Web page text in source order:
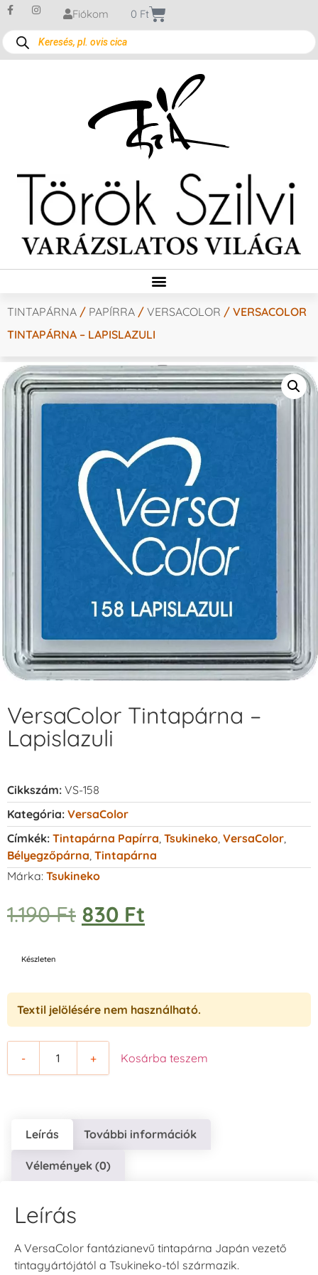
Fiókom 0 Ft
TINTAPÁRNA / PAPÍRRA / VERSACOLOR / VERSACOLOR
TINTAPÁRNA – LAPISLAZULI
VersaColor Tintapárna –
Lapislazuli
Cikkszám: VS-158
Kategória: VersaColor
Címkék: Tintapárna Papírra, Tsukineko, VersaColor,
Bélyegzőpárna, Tintapárna
Márka: Tsukineko
1.190Ft 830 Ft
Készleten
Textil jelölésére nem használható.
- + Kosárba teszem
Leírás További információk
Vélemények (0)
Leírás
A VersaColor fantázianevű tintapárna Japán vezető
tintagyártójától a Tsukineko-tól származik.